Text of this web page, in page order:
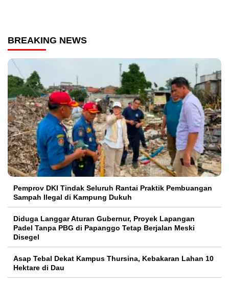
BREAKING NEWS
Pemprov DKI Tindak Seluruh Rantai Praktik Pembuangan
Sampah Ilegal di Kampung Dukuh
Diduga Langgar Aturan Gubernur, Proyek Lapangan
Padel Tanpa PBG di Papanggo Tetap Berjalan Meski
Disegel
Asap Tebal Dekat Kampus Thursina, Kebakaran Lahan 10
Hektare di Dau